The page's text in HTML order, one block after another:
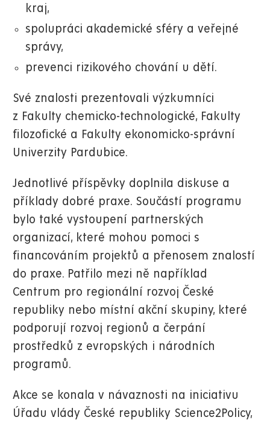
kraj,
spolupráci akademické sféry a veřejné
správy,
prevenci rizikového chování u dětí.
Své znalosti prezentovali výzkumníci
z Fakulty chemicko-technologické, Fakulty
filozofické a Fakulty ekonomicko-správní
Univerzity Pardubice.
Jednotlivé příspěvky doplnila diskuse a
příklady dobré praxe. Součástí programu
bylo také vystoupení partnerských
organizací, které mohou pomoci s
financováním projektů a přenosem znalostí
do praxe. Patřilo mezi ně například
Centrum pro regionální rozvoj České
republiky nebo místní akční skupiny, které
podporují rozvoj regionů a čerpání
prostředků z evropských i národních
programů.
Akce se konala v návaznosti na iniciativu
Úřadu vlády České republiky Science2Policy,